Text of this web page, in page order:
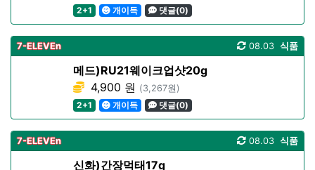
2+1
개이득 댓글(0)
7-ELEVEn 식품
08.03
메드)RU21웨이크업샷20g
4,900 원 (3,267원)
2+1
개이득 댓글(0)
7-ELEVEn 식품
08.03
신화)간장먹태17g